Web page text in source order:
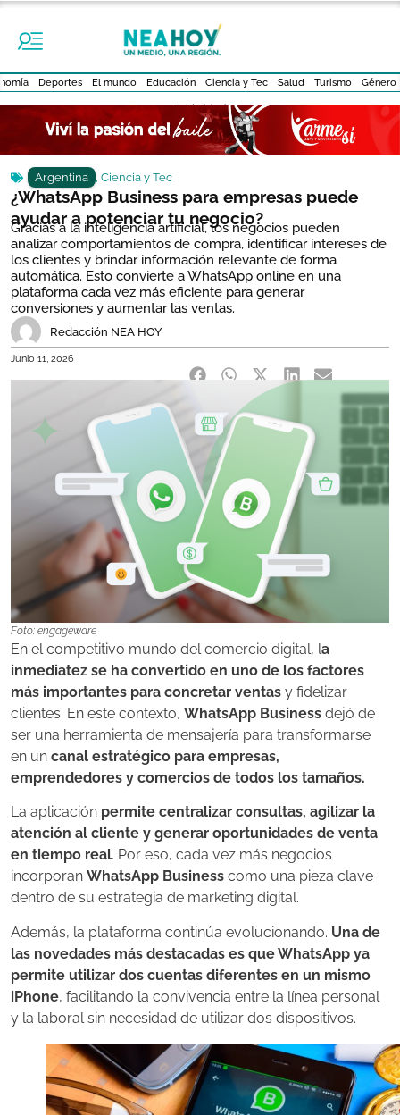
Deportes El mundo Educación Ciencia y Tec Salud Turismo Género
- Publicidad -
Argentina , Ciencia y Tec
¿WhatsApp Business para empresas puede
ayudar a potenciar tu negocio?
Gracias a la inteligencia artificial, los negocios pueden
analizar comportamientos de compra, identificar intereses de
los clientes y brindar información relevante de forma
automática. Esto convierte a WhatsApp online en una
plataforma cada vez más eficiente para generar
conversiones y aumentar las ventas.
Redacción NEA HOY
Junio 11, 2026
Foto: engageware
En el competitivo mundo del comercio digital, la
inmediatez se ha convertido en uno de los factores
más importantes para concretar ventas y fidelizar
clientes. En este contexto, WhatsApp Business dejó de
ser una herramienta de mensajería para transformarse
en un canal estratégico para empresas,
emprendedores y comercios de todos los tamaños.
La aplicación permite centralizar consultas, agilizar la
atención al cliente y generar oportunidades de venta
en tiempo real. Por eso, cada vez más negocios
incorporan WhatsApp Business como una pieza clave
dentro de su estrategia de marketing digital.
Además, la plataforma continúa evolucionando. Una de
las novedades más destacadas es que WhatsApp ya
permite utilizar dos cuentas diferentes en un mismo
iPhone, facilitando la convivencia entre la línea personal
y la laboral sin necesidad de utilizar dos dispositivos.